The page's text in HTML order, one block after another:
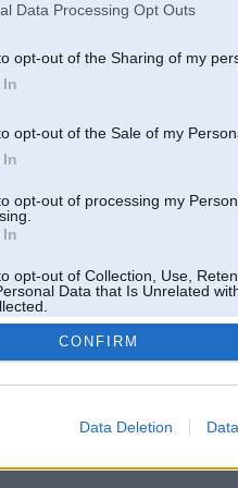
Data Processing Opt Outs
opt-out of the Sharing of my
opt-out of the Sale of my
opt-out of processing my
opt-out of Collection, Use,
Data that Is Unrelated
Out
CONFIRM
Data Deletion
un nav saistīts ar